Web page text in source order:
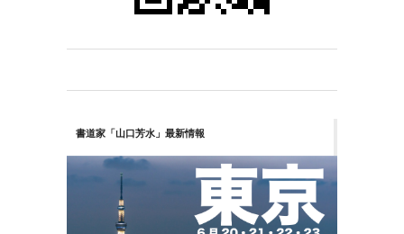
書道家「山口芳水」最新情報